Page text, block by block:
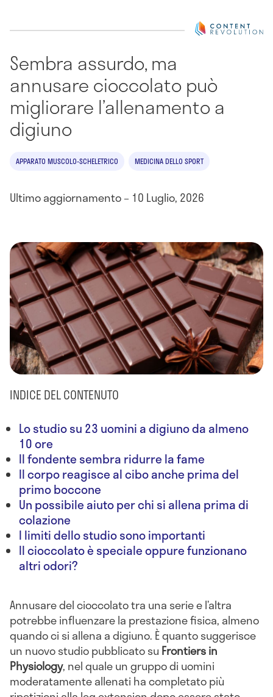
Sembra assurdo, ma
annusare cioccolato può
migliorare l’allenamento a
digiuno
APPARATO MUSCOLO-SCHELETRICO MEDICINA DELLO SPORT
Ultimo aggiornamento – 10 Luglio, 2026
INDICE DEL CONTENUTO
Lo studio su 23 uomini a digiuno da almeno
10 ore
Il fondente sembra ridurre la fame
Il corpo reagisce al cibo anche prima del
primo boccone
Un possibile aiuto per chi si allena prima di
colazione
I limiti dello studio sono importanti
Il cioccolato è speciale oppure funzionano
altri odori?
Annusare del cioccolato tra una serie e l’altra
potrebbe influenzare la prestazione fisica, almeno
quando ci si allena a digiuno. È quanto suggerisce
un nuovo studio pubblicato su Frontiers in
Physiology, nel quale un gruppo di uomini
moderatamente allenati ha completato più